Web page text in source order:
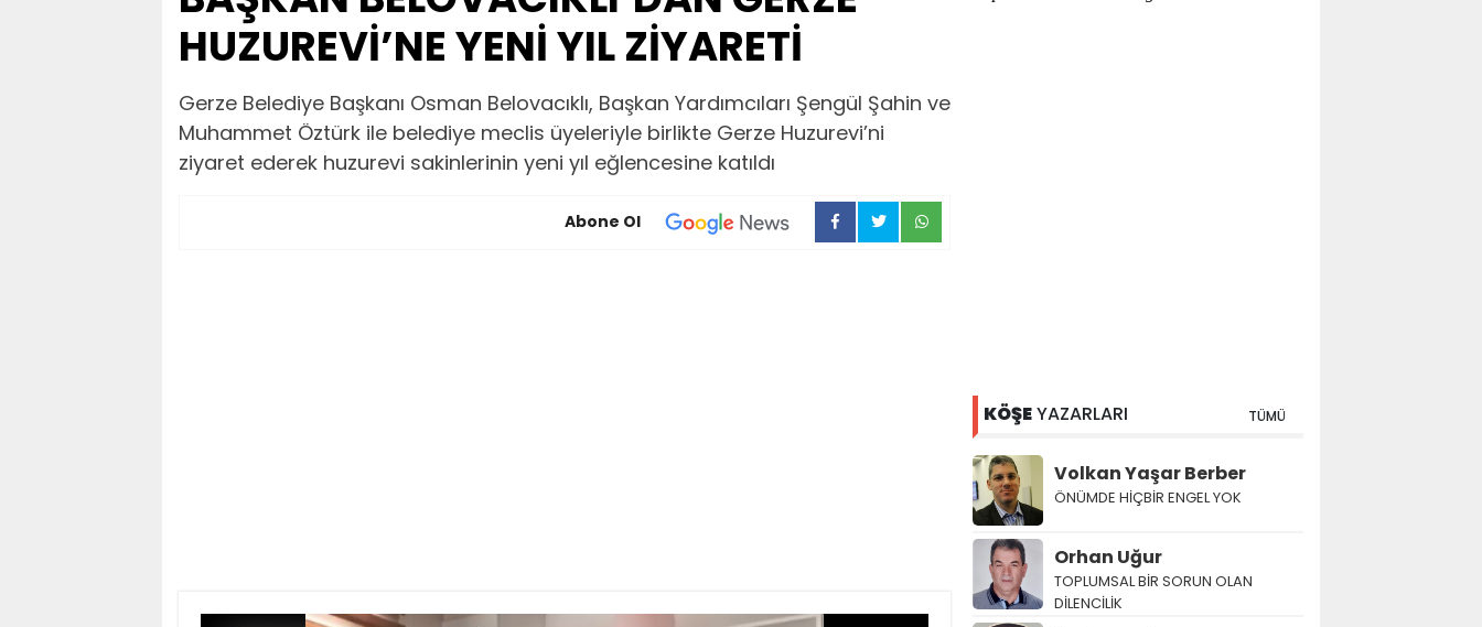
HUZUREVİ’NE YENİ YIL ZİYARETİ
Gerze Belediye Başkanı Osman Belovacıklı, Başkan Yardımcıları Şengül Şahin ve
Muhammet Öztürk ile belediye meclis üyeleriyle birlikte Gerze Huzurevi’ni
ziyaret ederek huzurevi sakinlerinin yeni yıl eğlencesine katıldı
Abone Ol
KÖŞEYAZARLARI TÜMÜ
Volkan Yaşar Berber
ÖNÜMDE HİÇBİR ENGEL YOK
Orhan Uğur
TOPLUMSAL BİR SORUN OLAN
DİLENCİLİK